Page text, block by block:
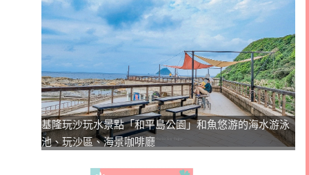
基隆玩沙玩水景點「和平島公園」和魚悠游的海水游泳
池、玩沙區、海景咖啡廳